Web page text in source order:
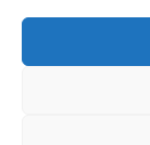
Zieglerstr.